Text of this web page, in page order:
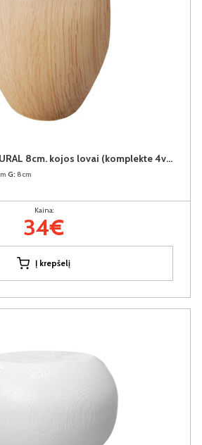
ALM MODERN NATURAL 8cm. kojos lovai (komplekte 4vnt.) +34€
G: 8cm
Kaina:
34€
Į krepšelį